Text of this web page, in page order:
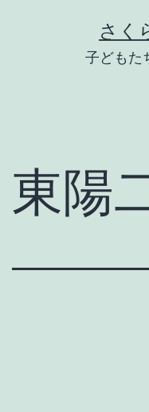
さく
子どもた
東陽